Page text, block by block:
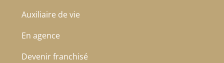
Auxiliaire de vie
En agence
Devenir franchisé